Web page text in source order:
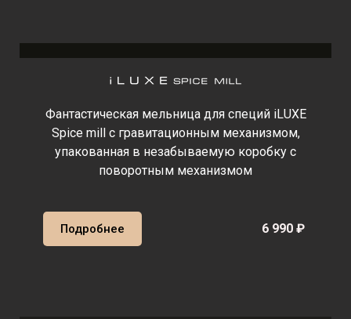
Фантастическая мельница для специй iLUXE
Spice mill с гравитационным механизмом,
упакованная в незабываемую коробку с
поворотным механизмом
Подробнее 6 990 ₽